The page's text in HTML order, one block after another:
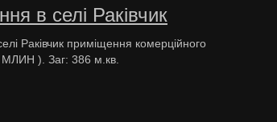
в селі Раківчик
Раківчик приміщення комерційного
МЛИН ). Заг: 386 м.кв.